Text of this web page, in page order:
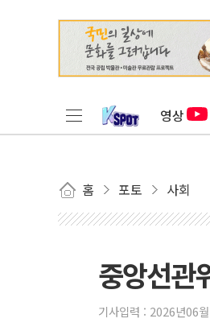
영상
홈 포토 사회
중앙선관
기사입력 : 2026년06